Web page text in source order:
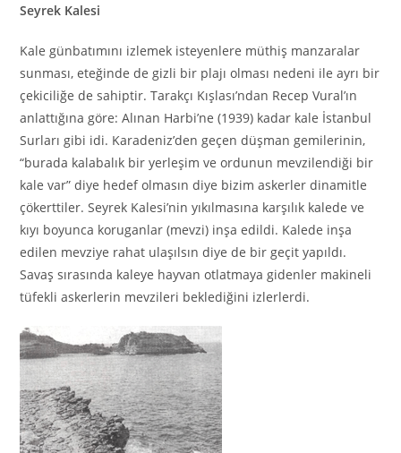
Seyrek Kalesi
Kale günbatımını izlemek isteyenlere müthiş manzaralar
sunması, eteğinde de gizli bir plajı olması nedeni ile ayrı bir
çekiciliğe de sahiptir. Tarakçı Kışlası’ndan Recep Vural’ın
anlattığına göre: Alınan Harbi’ne (1939) kadar kale İstanbul
Surları gibi idi. Karadeniz’den geçen düşman gemilerinin,
“burada kalabalık bir yerleşim ve ordunun mevzilendiği bir
kale var” diye hedef olmasın diye bizim askerler dinamitle
çökerttiler. Seyrek Kalesi’nin yıkıl­masına karşılık kalede ve
kıyı boyunca koruganlar (mevzi) inşa edildi. Kalede inşa
edilen mevziye rahat ulaşılsın diye de bir geçit yapıldı.
Savaş sırasında kaleye hayvan otlatmaya gidenler makineli
tüfekli askerlerin mevzileri beklediğini izlerlerdi.